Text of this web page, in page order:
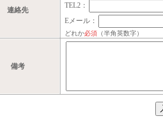
連絡先
TEL2 ：
Eメール ：
どれか必須 （半角英数字）
備考